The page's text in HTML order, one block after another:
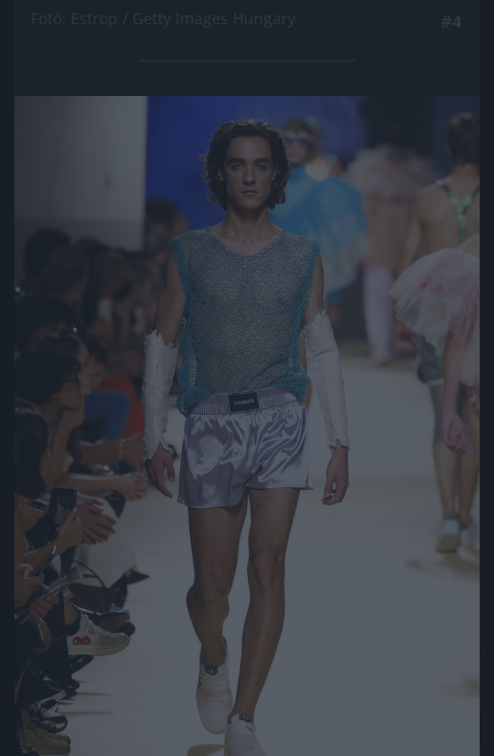
Jön még kép!